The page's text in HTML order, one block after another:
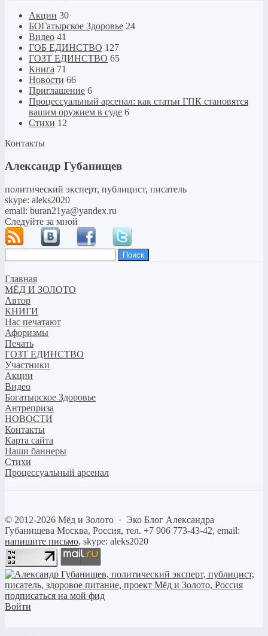
Акции 30
БОГатырское Здоровье 24
Видео 41
ГОБ ЕДИНСТВО 127
ГОЗТ ЕДИНСТВО 65
Книга 71
Новости 66
Приглашение 6
Процессуальный арсенал: как статьи ГПК становятся
вашим оружием в суде 6
Стихи 12
Контакты
Александр Губанищев
политический эксперт, публицист, писатель
skype: aleks2020
email: buran21ya@yandex.ru
Следуйте за мной
Главная
МЁД И ЗОЛОТО
Автор
КНИГИ
Нас печатают
Афоризмы
Печать
ГОЗТ ЕДИНСТВО
Участники
Акции
Видео
Богатырское Здоровье
Антреприза
НОВОСТИ
Контакты
Карта сайта
Наши баннеры
Стихи
Процессуальный арсенал
© 2012-2026 Мёд и Золото · Эко Блог Александра
Губанищева Москва, Россия, тел. +7 906 773-43-42, email:
напишите письмо, skype: aleks2020
Войти